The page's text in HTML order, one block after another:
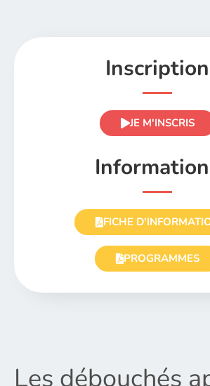
Inscription
JE M'INSCRIS
FICHE
PROGRAMMES
Les débouchés